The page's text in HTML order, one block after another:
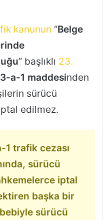
kanunun “Belge
” başlıklı 23.
a-1 maddesinden
sürücü
edilmez.
trafik cezası
sürücü
iptal
başka bir
sürücü